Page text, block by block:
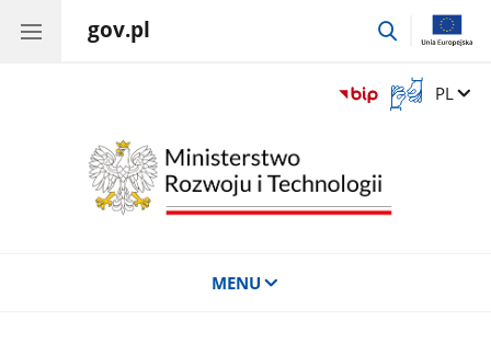
gov.pl
przejdź
Otwórz
okno
migowego
Zmień
PL
MENU